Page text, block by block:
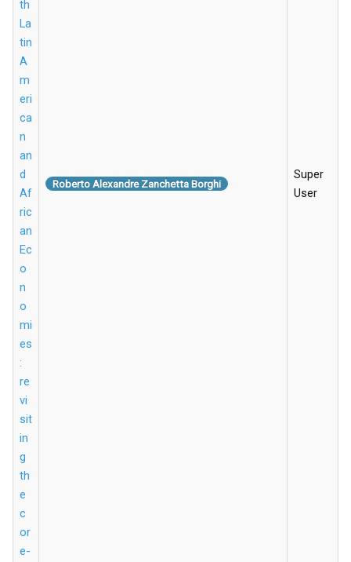
th
La
tin
A
m
eri
ca
n
an
d
Af
ric
an
Ec
o
n
o
mi
es
:
re
vi
sit
in
g
th
e
c
or
e-
Roberto Alexandre Zanchetta Borghi
Super
User